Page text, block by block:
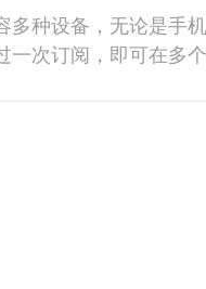
多种设备，无论是手
一次订阅，即可在多